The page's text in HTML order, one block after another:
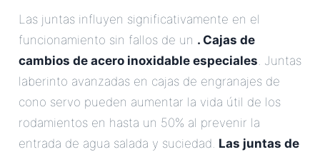
Las juntas influyen significativamente en el
funcionamiento sin fallos de un . Cajas de
cambios de acero inoxidable especiales. Juntas
laberinto avanzadas en cajas de engranajes de
cono servo pueden aumentar la vida útil de los
rodamientos en hasta un 50% al prevenir la
entrada de agua salada y suciedad. Las juntas de